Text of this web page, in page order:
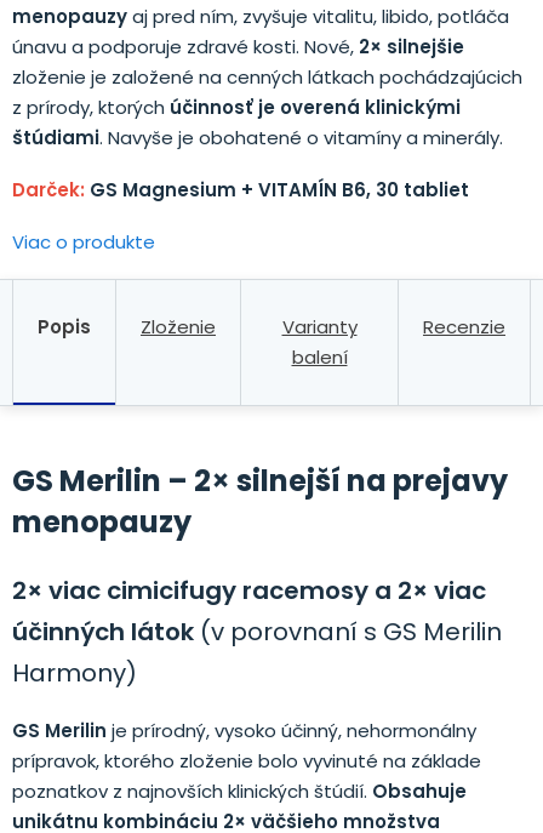
menopauzyaj pred ním, zvyšuje vitalitu, libido, potláča
únavu a podporuje zdravé kosti. Nové, 2× silnejšie
zloženie je založené na cenných látkach pochádzajúcich
z prírody, ktorých účinnosť je overená klinickými
štúdiami. Navyše je obohatené o vitamíny a minerály.
Darček: GS Magnesium + VITAMÍN B6, 30 tabliet
Viac o produkte
Popis Zloženie
Varianty
balení
Recenzie
GS Merilin – 2× silnejší na prejavy
menopauzy
2× viac cimicifugy racemosy a 2× viac
účinných látok (v porovnaní s GS Merilin
Harmony)
GS Merilin je prírodný, vysoko účinný, nehormonálny
prípravok, ktorého zloženie bolo vyvinuté na základe
poznatkov z najnovších klinických štúdií. Obsahuje
unikátnu kombináciu 2× väčšieho množstva